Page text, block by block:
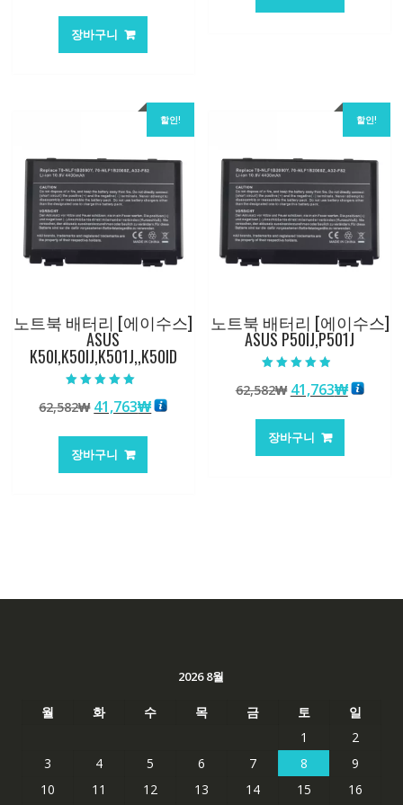
가
격:
장바구니
할인!
노트북 배터리 [에이수스]
ASUS
K50I,K50IJ,K501J,,K50ID
5.00
로 평가됨
62,582₩ 원
가
격:
41,763₩현
장바구니
할인!
노트북 배터리 [에이수스]
ASUS P50IJ,P501J
4.50
로 평가됨
62,582₩ 원
가
격:
41,763₩현
장바구니
2026 8월
월 화 수 목 금 토
일
1
2
3
4 5 6 7 8
9
10
11 12 13 14 15
16